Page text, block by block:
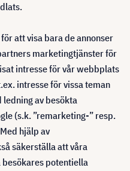
att visa bara de annonser
marketingtjänster för
intresse för vår webbplats
intresse för vissa teman
av besökta
(s.k. ”remarketing-” resp.
hjälp av
säkerställa att våra
besökares potentiella